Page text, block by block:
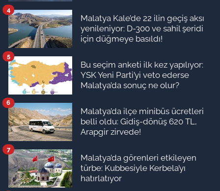
Malatya Kale’de 22 ilin geçiş aksı
yenileniyor: D-300 ve sahil şeridi
için düğmeye basıldı!
4
Bu seçim anketi ilk kez yapılıyor:
YSK Yeni Parti’yi veto ederse
Malatya’da sonuç ne olur?
5
Malatya’da ilçe minibüs ücretleri
belli oldu: Gidiş-dönüş 620 TL,
Arapgir zirvede!
6
Malatya’da görenleri etkileyen
türbe: Kubbesiyle Kerbela’yı
hatırlatıyor
7